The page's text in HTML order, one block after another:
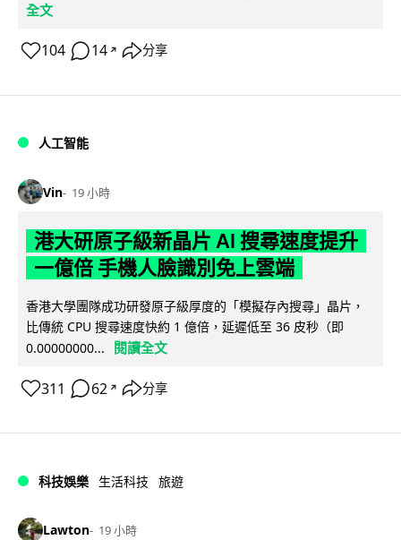
全文
104 14 ↗ 分享
人工智能
Vin 19 小時
港大研原子級新晶片 AI 搜尋速度提升
一億倍 手機人臉識別免上雲端
香港大學團隊成功研發原子級厚度的「模擬存內搜尋」晶片，
比傳統 CPU 搜尋速度快約 1 億倍，延遲低至 36 皮秒（即
0.00000000...
閱讀全文
311 62 ↗ 分享
科技娛樂 生活科技 旅遊
Lawton 19 小時